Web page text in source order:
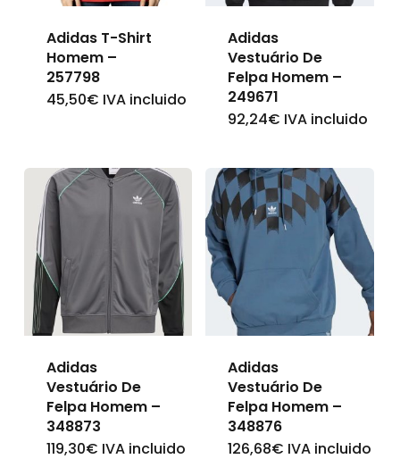
chosen
the
on
Adidas T-Shirt
Homem –
257798
45,50€ IVA incluido
This
multiple
variants.
The
options
may
on
the
product
Adidas
Vestuário De
Felpa Homem –
249671
92,24€ IVA incluido
This
has
multiple
variants.
The
options
may
on
Adidas
Vestuário De
Felpa Homem –
348873
119,30€ IVA incluido
This
Adidas
Vestuário De
Felpa Homem –
348876
126,68€ IVA incluido
This